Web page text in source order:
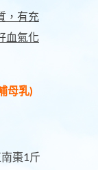
，有充
血氣化
母乳)
棗1斤